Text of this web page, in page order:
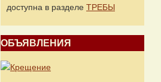
доступна в разделе ТРЕБЫ
ОБЪЯВЛЕНИЯ